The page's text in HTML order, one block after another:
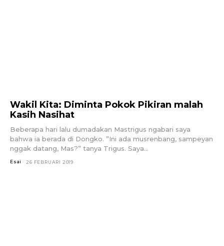
Wakil Kita: Diminta Pokok Pikiran malah
Kasih Nasihat
Beberapa hari lalu dumadakan Mastrigus ngabari saya
bahwa ia berada di Dongko. ”Ini ada musrenbang, sampeyan
nggak datang, Mas?” tanya Trigus. Saya...
Esai 26 FEBRUARI 2019